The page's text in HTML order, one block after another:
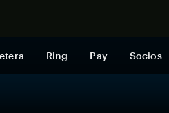
Ring Pay Socios